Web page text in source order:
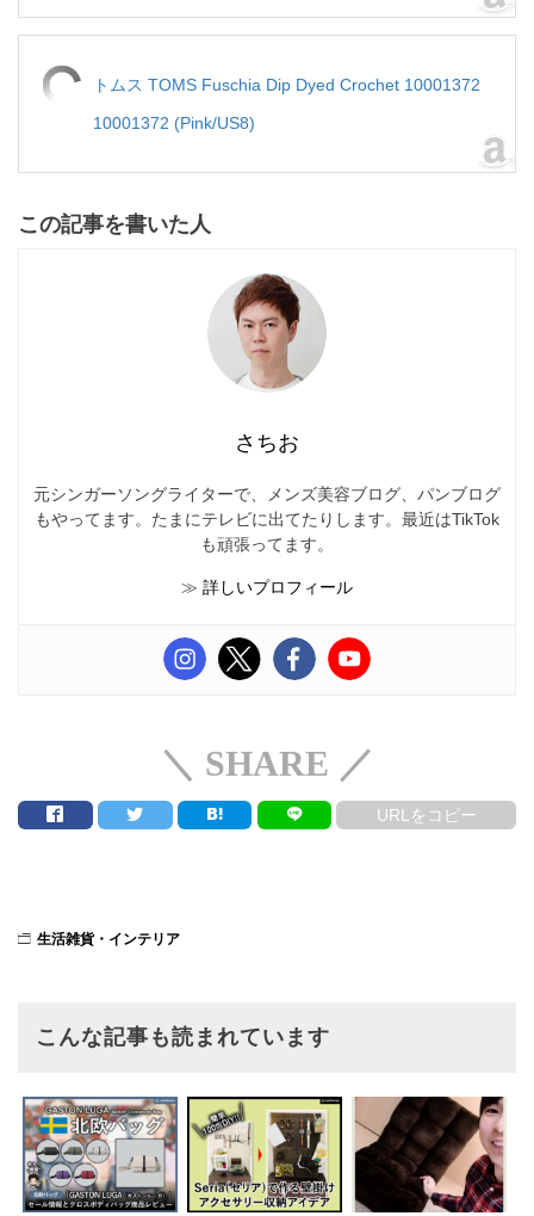
トムス TOMS Fuschia Dip Dyed Crochet 10001372
10001372 (Pink/US8)
この記事を書いた人
さちお
元シンガーソングライターで、メンズ美容ブログ、パンブログ
もやってます。たまにテレビに出てたりします。最近はTikTok
も頑張ってます。
≫ 詳しいプロフィール
＼ SHARE ／
URLをコピー
生活雑貨・インテリア
こんな記事も読まれています